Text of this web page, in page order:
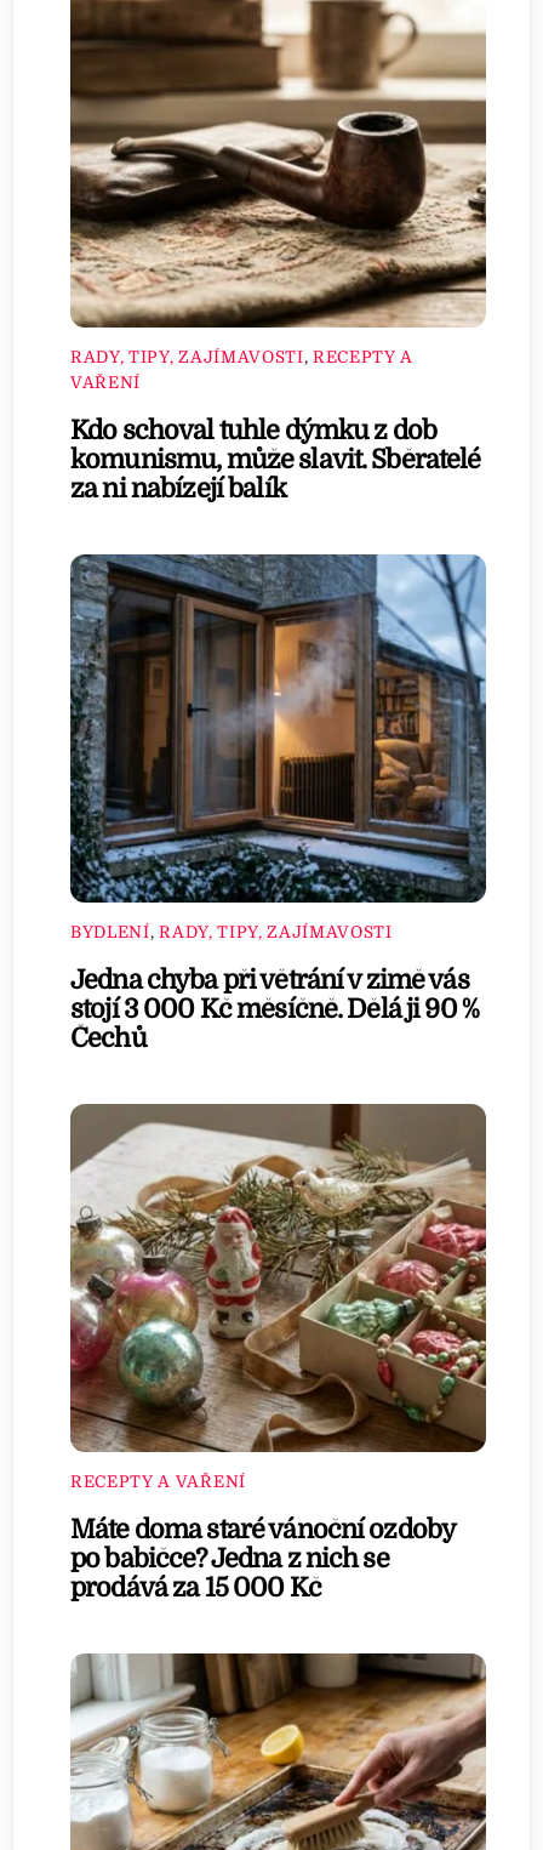
RADY, TIPY, ZAJÍMAVOSTI, RECEPTY A
VAŘENÍ
Kdo schoval tuhle dýmku z dob
komunismu, může slavit. Sběratelé
za ni nabízejí balík
BYDLENÍ,RADY, TIPY, ZAJÍMAVOSTI
Jedna chyba při větrání v zimě vás
stojí 3 000 Kč měsíčně. Dělá ji 90 %
Čechů
RECEPTY A VAŘENÍ
Máte doma staré vánoční ozdoby
po babičce? Jedna z nich se
prodává za 15 000 Kč